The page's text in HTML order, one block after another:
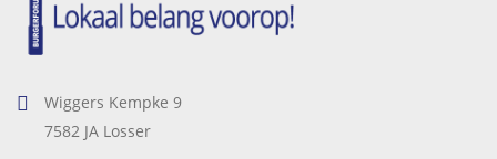
Wiggers Kempke 9
7582 JA Losser